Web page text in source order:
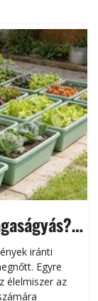
iránti
Egyre
élelmiszer az